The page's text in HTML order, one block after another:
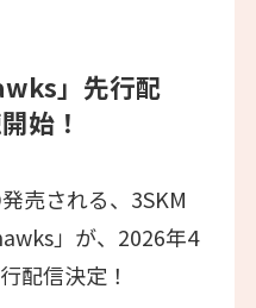
」先行配
始！
売される、3SKM
」が、2026年4
配信決定！